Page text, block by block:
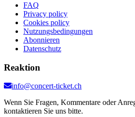
FAQ
Privacy policy
Cookies policy
Nutzungsbedingungen
Abonnieren
Datenschutz
Reaktion
info@concert-ticket.ch
Wenn Sie Fragen, Kommentare oder
kontaktieren Sie uns bitte.